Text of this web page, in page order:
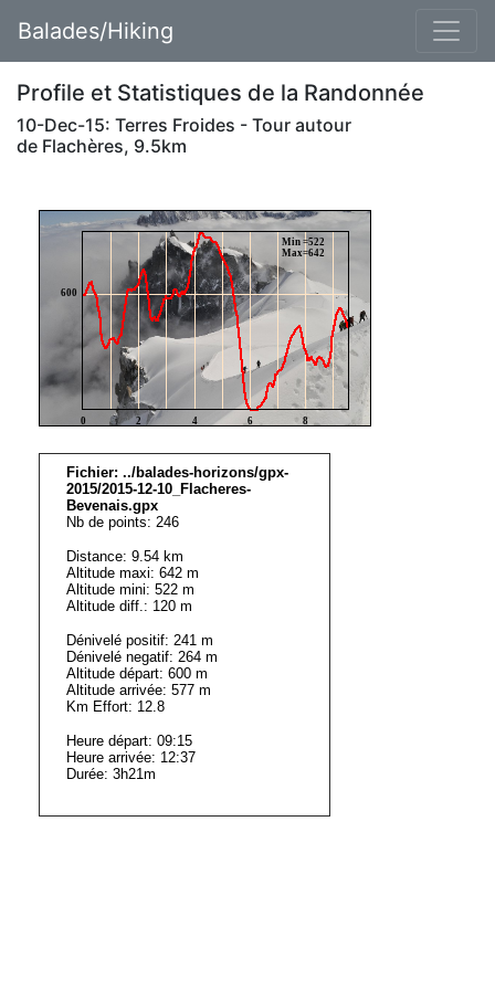
Balades/Hiking
Profile et Statistiques de la Randonnée
10-Dec-15: Terres Froides - Tour autour
de Flachères, 9.5km
0 2 4 6 8
600
Min =522
Max=642
Fichier: ../balades-horizons/gpx-
2015/2015-12-10_Flacheres-
Bevenais.gpx
Nb de points: 246
Distance: 9.54 km
Altitude maxi: 642 m
Altitude mini: 522 m
Altitude diff.: 120 m
Dénivelé positif: 241 m
Dénivelé negatif: 264 m
Altitude départ: 600 m
Altitude arrivée: 577 m
Km Effort: 12.8
Heure départ: 09:15
Heure arrivée: 12:37
Durée: 3h21m
Point Start: 600 m